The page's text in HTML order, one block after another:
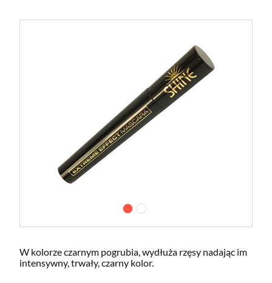
W kolorze czarnym pogrubia, wydłuża rzęsy nadając im
intensywny, trwały, czarny kolor.